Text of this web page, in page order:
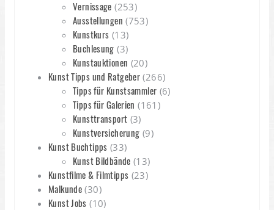
Vernissage (253)
Ausstellungen (753)
Kunstkurs (13)
Buchlesung (3)
Kunstauktionen (20)
Kunst Tipps und Ratgeber (266)
Tipps für Kunstsammler (6)
Tipps für Galerien (161)
Kunsttransport (3)
Kunstversicherung (9)
Kunst Buchtipps (33)
Kunst Bildbände (13)
Kunstfilme & Filmtipps (23)
Malkunde (30)
Kunst Jobs (10)